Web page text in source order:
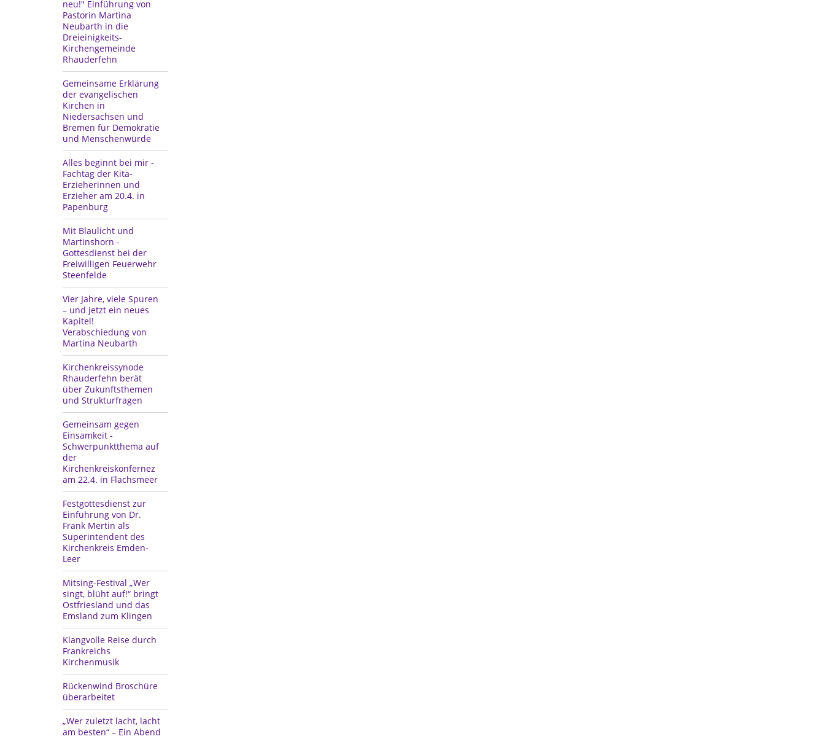
neu!" Einführung von
Pastorin Martina
Neubarth in die
Dreieinigkeits-
Kirchengemeinde
Rhauderfehn
Gemeinsame Erklärung
der evangelischen
Kirchen in
Niedersachsen und
Bremen für Demokratie
und Menschenwürde
Alles beginnt bei mir -
Fachtag der Kita-
Erzieherinnen und
Erzieher am 20.4. in
Papenburg
Mit Blaulicht und
Martinshorn -
Gottesdienst bei der
Freiwilligen Feuerwehr
Steenfelde
Vier Jahre, viele Spuren
– und jetzt ein neues
Kapitel!
Verabschiedung von
Martina Neubarth
Kirchenkreissynode
Rhauderfehn berät
über Zukunftsthemen
und Strukturfragen
Gemeinsam gegen
Einsamkeit -
Schwerpunktthema auf
der
Kirchenkreiskonfernez
am 22.4. in Flachsmeer
Festgottesdienst zur
Einführung von Dr.
Frank Mertin als
Superintendent des
Kirchenkreis Emden-
Leer
Mitsing-Festival „Wer
singt, blüht auf!“ bringt
Ostfriesland und das
Emsland zum Klingen
Klangvolle Reise durch
Frankreichs
Kirchenmusik
Rückenwind Broschüre
überarbeitet
„Wer zuletzt lacht, lacht
am besten“ – Ein Abend